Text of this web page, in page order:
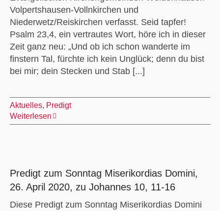
Volpertshausen-Vollnkirchen und
Niederwetz/Reiskirchen verfasst. Seid tapfer!
Psalm 23,4, ein vertrautes Wort, höre ich in dieser
Zeit ganz neu: „Und ob ich schon wanderte im
finstern Tal, fürchte ich kein Unglück; denn du bist
bei mir; dein Stecken und Stab [...]
Aktuelles, Predigt
Weiterlesen
Predigt zum Sonntag Miserikordias Domini,
26. April 2020, zu Johannes 10, 11-16
Diese Predigt zum Sonntag Miserikordias Domini